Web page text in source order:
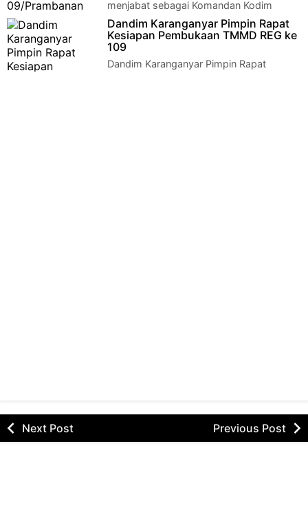
menjabat sebagai Komandan Kodim
0723/Klaten, Letkol Inf Joni Eko Prasetyo S…
Dandim Karanganyar Pimpin Rapat
Kesiapan Pembukaan TMMD REG ke
109
Dandim Karanganyar Pimpin Rapat
Next Post Previous Post